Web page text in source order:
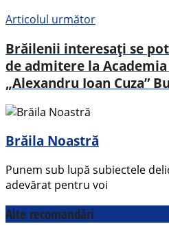
Articolul următor
Brăilenii interesați se
de admitere la
„Alexandru Ioan Cuza”
Brăila Noastră
Punem sub lupă subiectele
adevărat pentru voi
Alte recomandări